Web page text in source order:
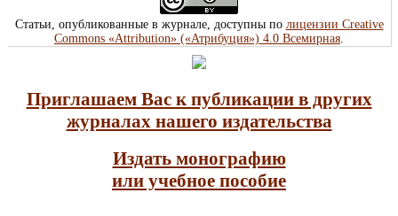
Статьи, опубликованные в журнале, доступны по лицензии Creative
Commons «Attribution» («Атрибуция») 4.0 Всемирная.
Приглашаем Вас к публикации в других
журналах нашего издательства
Издать монографию
или учебное пособие